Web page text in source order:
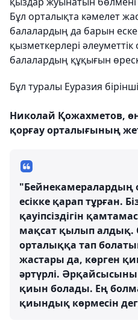
Бұл орталықта кәмелет
балалардың да барын
қызметкерлері
балалардың құқығын
Бұл туралы Еуразия
Николай Қожахметов,
қорғау орталығының
"Бейнекамералардың
есікке қарап тұрған.
қауіпсіздігін
мақсат қылып алдық.
орталыққа тап
жастары да, көрген
әртүрлі.
қиын болады. Ең
қиындық көрмесін